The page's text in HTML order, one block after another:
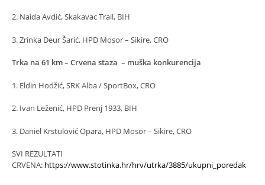
2. Naida Avdić, Skakavac Trail, BIH
3. Zrinka Deur Šarić, HPD Mosor – Sikire, CRO
Trka na 61 km – Crvena staza – muška konkurencija
1. Eldin Hodžić, SRK Alba / SportBox, CRO
2. Ivan Leženić, HPD Prenj 1933, BIH
3. Daniel Krstulović Opara, HPD Mosor – Sikire, CRO
SVI REZULTATI
CRVENA: https://www.stotinka.hr/hrv/utrka/3885/ukupni_poredak